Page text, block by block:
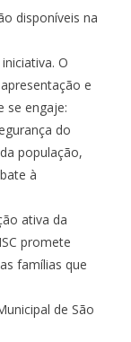
disponíveis na
O
e
se engaje:
do
população,
à
ativa da
promete
famílias que
de São